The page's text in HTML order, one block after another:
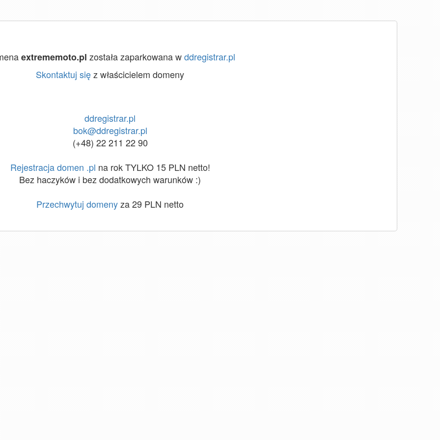
extrememoto.pl została zaparkowana wddregistrar.pl
Skontaktuj sięz właścicielem domeny
ddregistrar.pl
bok@ddregistrar.pl
(+48) 22 211 22 90
Rejestracja domen .pl na rok TYLKO 15 PLN netto!
Bez haczyków i bez dodatkowych warunków :)
Przechwytuj domenyza 29 PLN netto